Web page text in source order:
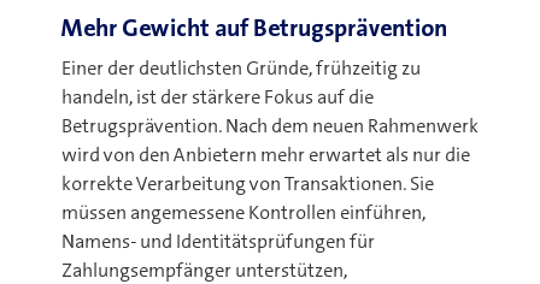
Mehr Gewicht auf Betrugsprävention
Einer der deutlichsten Gründe, frühzeitig zu
handeln, ist der stärkere Fokus auf die
Betrugsprävention. Nach dem neuen Rahmenwerk
wird von den Anbietern mehr erwartet als nur die
korrekte Verarbeitung von Transaktionen. Sie
müssen angemessene Kontrollen einführen,
Namens- und Identitätsprüfungen für
Zahlungsempfänger unterstützen,